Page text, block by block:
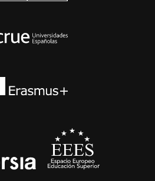
Conferencia de
universia